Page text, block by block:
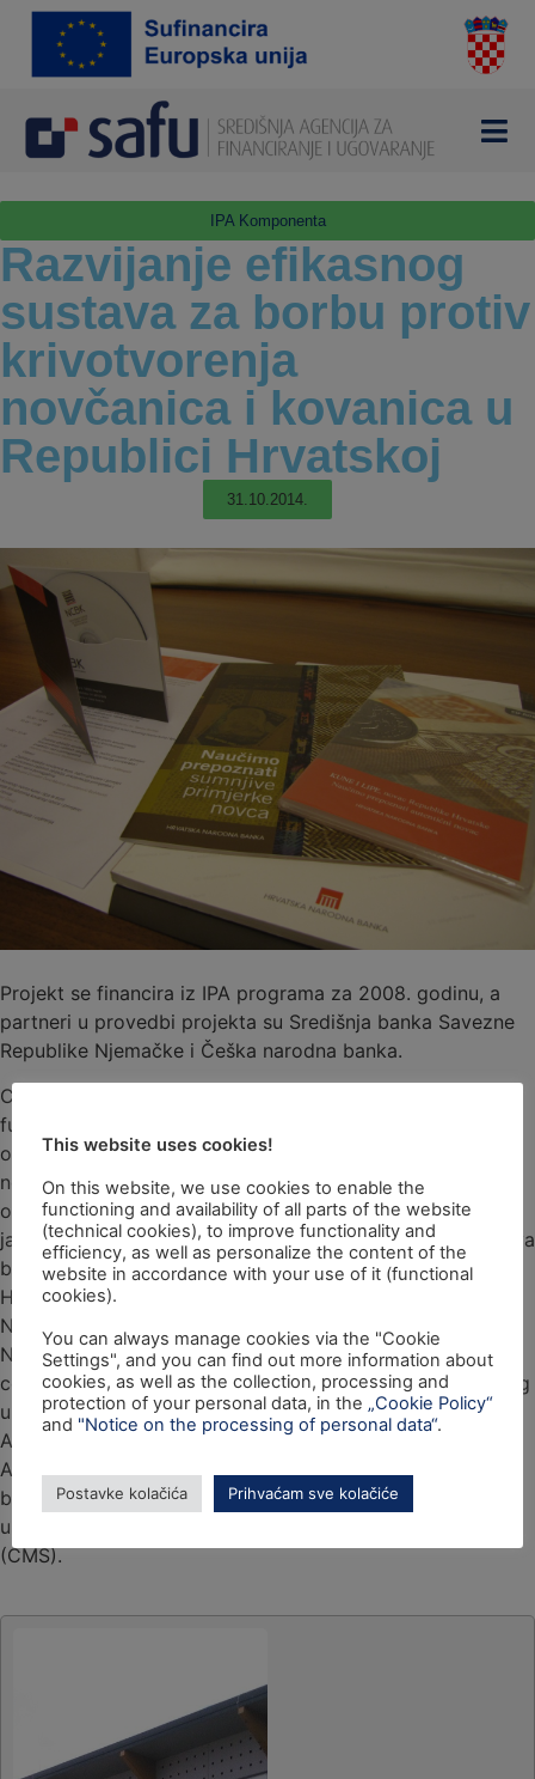
IPA Komponenta
Razvijanje efikasnog
sustava za borbu protiv
krivotvorenja
novčanica i kovanica u
Republici Hrvatskoj
31.10.2014.
Projekt se financira iz IPA programa za 2008. godinu, a
partneri u provedbi projekta su Središnja banka Savezne
Republike Njemačke i Češka narodna banka.
Cilj ovog projekta bio je osigurati učinkovitije
funkcioniranje sustava borbe protiv međunarodnoga
organiziranoga kriminala na području krivotvorenja
novčanica i kovanica u Republici Hrvatskoj. Rezultati
ostvareni u sklopu ovog projekta značajno su doprinijeli
jačanju administrativnih kapaciteta ključnih dionika sustava
borbe protiv krivotvorenja novčanica i kovanica u
Hrvatskoj. Također, razvijeni su i metodološki alati
Nacionalnog centra za borbu protiv krivotvorenja,
Nacionalnog centra za analizu novčanica, Nacionalnog
centra za analizu kovanog novca i Policijskog nacionalnog
ureda za suzbijanje korupcije i organiziranog kriminala.
Aktivnosti vezane uz analizu arhitekture i baze podataka
Aplikacijskog sustava za registraciju krivotvorina (ASEK)
bile su od velike koristi za definiranje preporuka za
usklađivanje istoga sa Sustavom nadzora krivotvorina
(CMS).
This website uses cookies!
On this website, we use cookies to enable the
functioning and availability of all parts of the website
(technical cookies), to improve functionality and
efficiency, as well as personalize the content of the
website in accordance with your use of it (functional
cookies).
You can always manage cookies via the "Cookie
Settings", and you can find out more information about
cookies, as well as the collection, processing and
protection of your personal data, in the „Cookie Policy“
and "Notice on the processing of personal data“.
Postavke kolačića Prihvaćam sve kolačiće